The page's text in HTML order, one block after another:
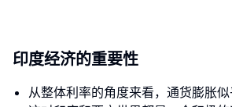
印度经济的重要性
从整体利率的角度来看，通货膨胀似